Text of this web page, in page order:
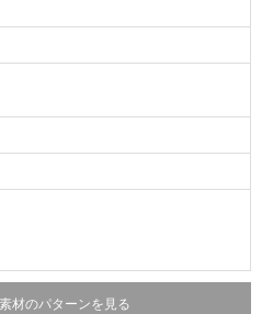
材のパターンを見る